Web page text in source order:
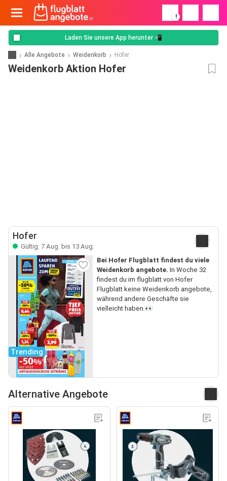
!
Laden Sie unsere App herunter 📲
Alle Angebote Weidenkorb Hofer
Weidenkorb Aktion Hofer
Hofer
Gültig: 7 Aug. bis 13 Aug.
Trending
Bei Hofer Flugblatt findest du viele
Weidenkorb angebote. In Woche 32
findest du im flugblatt von Hofer
Flugblatt keine Weidenkorb angebote,
während andere Geschäfte sie
vielleicht haben.👀
Alternative Angebote